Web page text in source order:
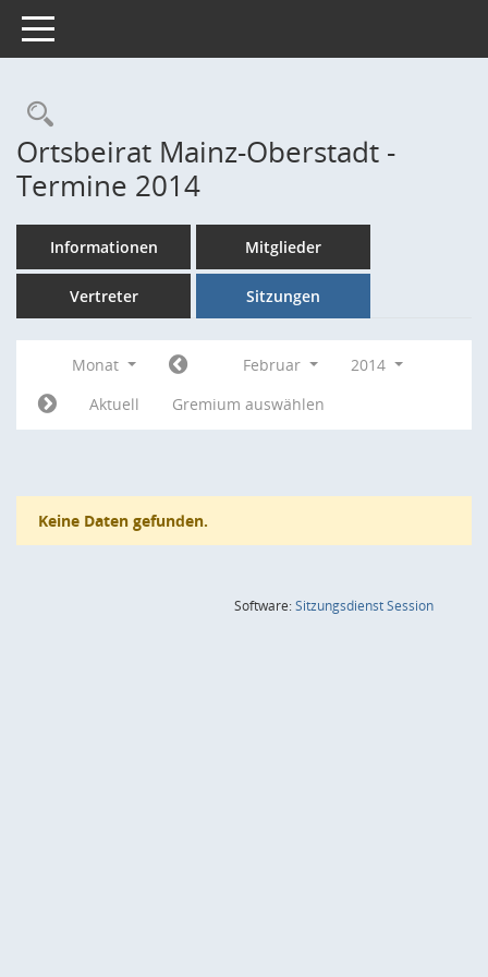
Toggle navigation
Rechercheauswahl
Ortsbeirat Mainz-Oberstadt -
Termine 2014
Informationen Mitglieder
Vertreter Sitzungen
Monat Februar
2014
Aktuell
Gremium auswählen
Keine Daten gefunden.
Software:SitzungsdienstSession(Wird in